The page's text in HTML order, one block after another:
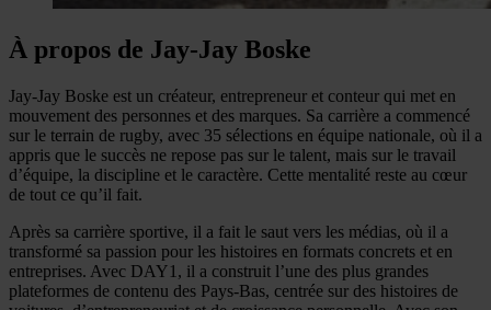
À propos de Jay-Jay Boske
Jay-Jay Boske est un créateur, entrepreneur et conteur qui met en
mouvement des personnes et des marques. Sa carrière a commencé
sur le terrain de rugby, avec 35 sélections en équipe nationale, où il a
appris que le succès ne repose pas sur le talent, mais sur le travail
d’équipe, la discipline et le caractère. Cette mentalité reste au cœur
de tout ce qu’il fait.
Après sa carrière sportive, il a fait le saut vers les médias, où il a
transformé sa passion pour les histoires en formats concrets et en
entreprises. Avec DAY1, il a construit l’une des plus grandes
plateformes de contenu des Pays-Bas, centrée sur des histoires de